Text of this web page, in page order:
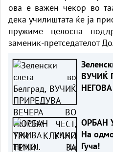
ова е важен чекор во
дека училиштата ќе ја
пружиме целосна
заменик-претседателот
ВУЧИЌ
ОРБАН
На
Гуча!